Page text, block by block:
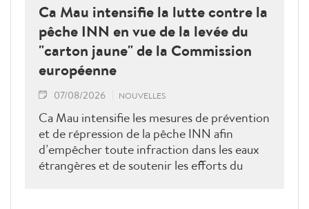
Ca Mau intensifie la lutte contre la
pêche INN en vue de la levée du
"carton jaune" de la Commission
européenne
07/08/2026 NOUVELLES
Ca Mau intensifie les mesures de prévention
et de répression de la pêche INN afin
d’empêcher toute infraction dans les eaux
étrangères et de soutenir les efforts du